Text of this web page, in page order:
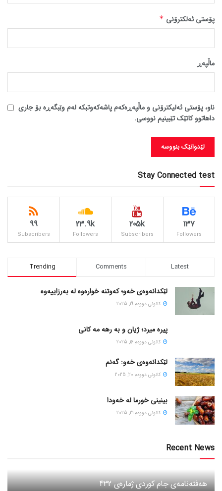
پۆستی ئەلکترۆنی *
ماڵپه‌ڕ
ناو، پۆستی ئەلیکترۆنی و ماڵپەڕەکەم پاشەکەوتبکە لەم وێبگەڕە بۆ جاری
داهاتوو کاتێک تێبینیم نووسی.
Stay Connected test
137
Followers
205k
Subscribers
23.9k
Followers
99
Subscribers
Trending Comments Latest
لێکدانەوەی خەو؛ کەوتنە خوارەوە لە بەرزاییەوە
كانونی دووه‌م 19, 2025
پیره میرد؛ ژیان و به رهه مه کانی
كانونی دووه‌م 16, 2025
لێکدانەوەی خەو: گەنم
كانونی دووه‌م 20, 2025
بینینی خورما لە خەودا
كانونی دووه‌م 21, 2025
Recent News
هەفتەنامەی جام کوردی ژمارەی 432